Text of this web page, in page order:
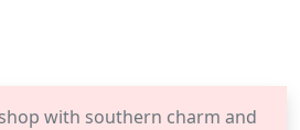
with southern charm and